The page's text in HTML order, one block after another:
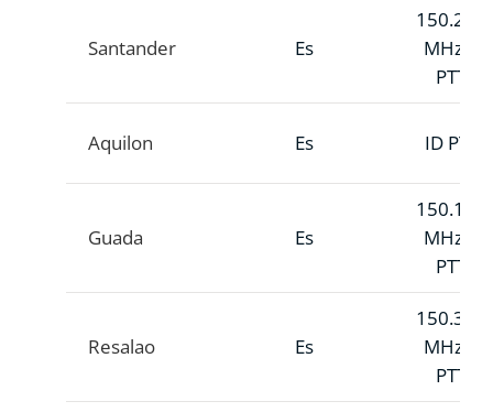
Santander Es
150.233
MHz A
PTT
Aquilon Es ID PTT
Guada Es
150.190
MHz A
PTT
Resalao Es
150.362
MHz A
PTT